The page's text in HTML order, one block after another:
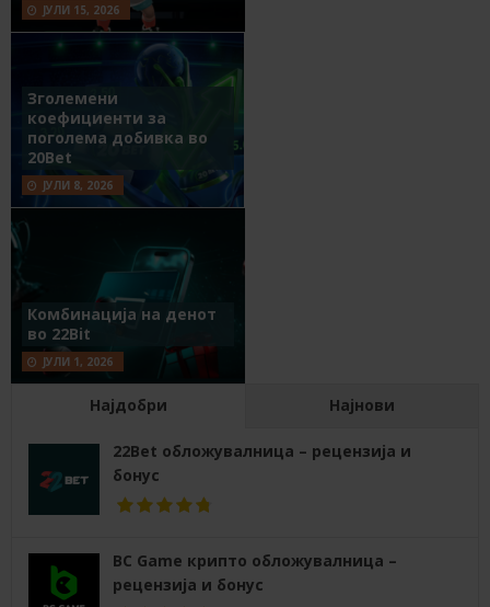
ЈУЛИ 15, 2026
Зголемени
коефициенти за
поголема добивка во
20Bet
ЈУЛИ 8, 2026
Комбинација на денот
во 22Bit
ЈУЛИ 1, 2026
Најдобри Најнови
22Bet обложувалница – рецензија и
бонус
BC Game крипто обложувалница –
рецензија и бонус